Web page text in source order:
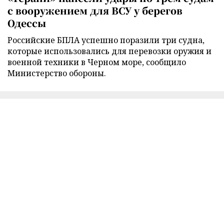
с вооружением для ВСУ у берегов
Одессы
Российские БПЛА успешно поразили три судна,
которые использовались для перевозки оружия и
военной техники в Черном море, сообщило
Министерство обороны.